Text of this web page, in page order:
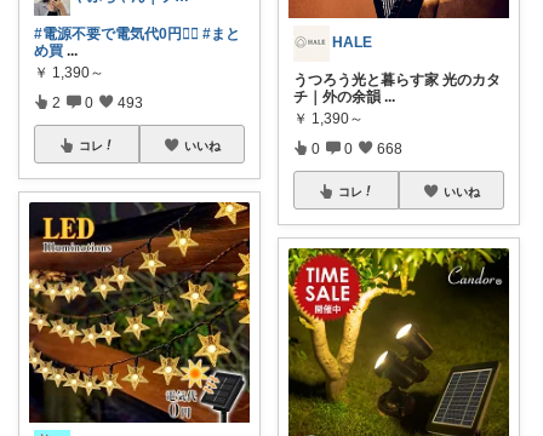
#電源不要で電気代0円❤️‍🔥 #まと
め買 ...
￥ 1,390～
2 0 493
コレ いいね
HALE
うつろう光と暮らす家 光のカタ
チ｜外の余韻 ...
￥ 1,390～
0 0 668
コレ いいね